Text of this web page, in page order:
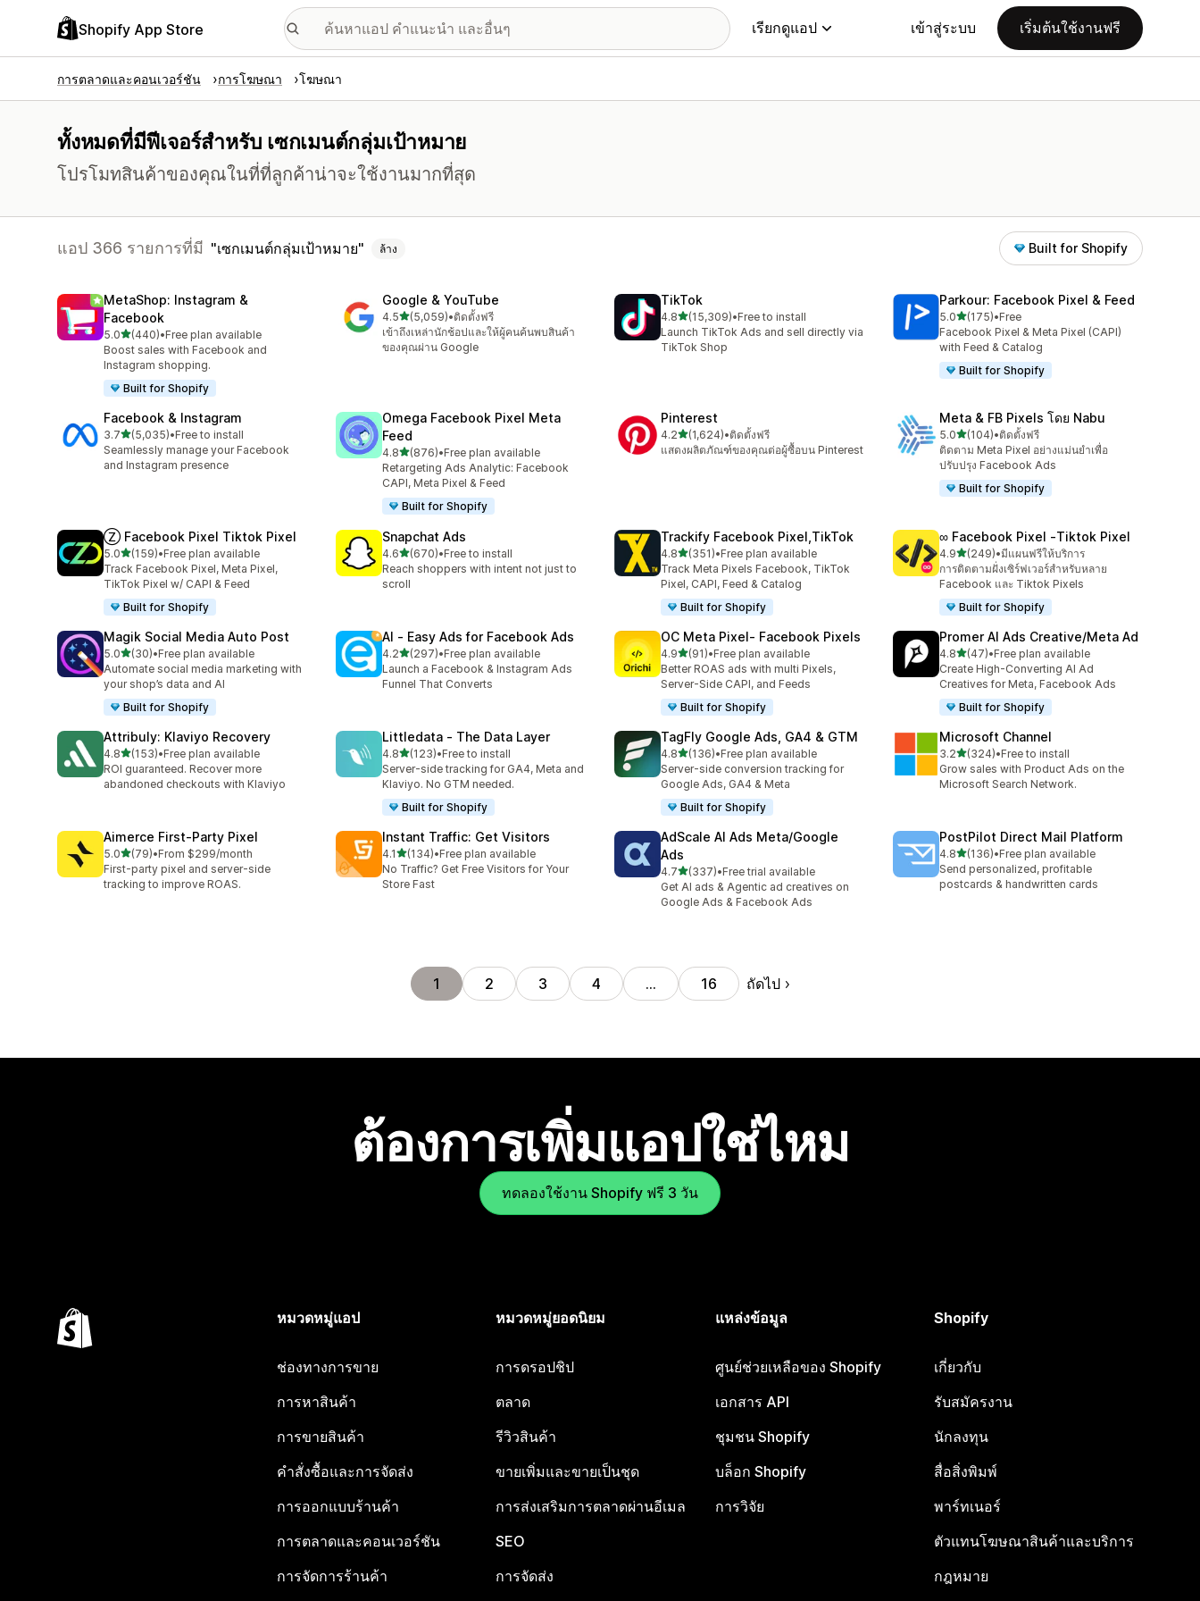
Shopify App Store เรียกดูแอป เข้าสู่ระบบ เริ่มต้นใช้งานฟรี
การตลาดและคอนเวอร์ชัน การโฆษณา โฆษณา
ทั้งหมดที่มีฟีเจอร์สำหรับ เซกเมนต์กลุ่มเป้าหมาย
โปรโมทสินค้าของคุณในที่ที่ลูกค้าน่าจะใช้งานมากที่สุด
แอป 366 รายการที่มี เซกเมนต์กลุ่มเป้าหมาย ล้าง Built for Shopify
MetaShop: Instagram &
Facebook
5.0เต็ม 5 ดาว
(440)
ทั้งหมด 440 รีวิว
•Free plan available
Boost sales with Facebook and
Instagram shopping.
Built for Shopify
Google & YouTube
4.5เต็ม 5 ดาว
(5,059)
ทั้งหมด 5059 รีวิว
•ติดตั้งฟรี
เข้าถึงเหล่านักช้อปและให้ผู้คนค้นพบสินค้า
ของคุณผ่าน Google
TikTok
4.8เต็ม 5 ดาว
(15,309)
ทั้งหมด 15309 รีวิว
•Free to install
Launch TikTok Ads and sell directly via
TikTok Shop
Parkour: Facebook Pixel & Feed
5.0เต็ม 5 ดาว
(175)
ทั้งหมด 175 รีวิว
•Free
Facebook Pixel & Meta Pixel (CAPI)
with Feed & Catalog
Built for Shopify
Facebook & Instagram
3.7เต็ม 5 ดาว
(5,035)
ทั้งหมด 5035 รีวิว
•Free to install
Seamlessly manage your Facebook
and Instagram presence
Omega Facebook Pixel Meta
Feed
4.8เต็ม 5 ดาว
(876)
ทั้งหมด 876 รีวิว
•Free plan available
Retargeting Ads Analytic: Facebook
CAPI, Meta Pixel & Feed
Built for Shopify
Pinterest
4.2เต็ม 5 ดาว
(1,624)
ทั้งหมด 1624 รีวิว
•ติดตั้งฟรี
แสดงผลิตภัณฑ์ของคุณต่อผู้ซื้อบน Pinterest
Meta & FB Pixels โดย Nabu
5.0เต็ม 5 ดาว
(104)
ทั้งหมด 104 รีวิว
•ติดตั้งฟรี
ติดตาม Meta Pixel อย่างแม่นยำเพื่อ
ปรับปรุง Facebook Ads
Built for Shopify
Ⓩ Facebook Pixel Tiktok Pixel
5.0เต็ม 5 ดาว
(159)
ทั้งหมด 159 รีวิว
•Free plan available
Track Facebook Pixel, Meta Pixel,
TikTok Pixel w/ CAPI & Feed
Built for Shopify
Snapchat Ads
4.6เต็ม 5 ดาว
(670)
ทั้งหมด 670 รีวิว
•Free to install
Reach shoppers with intent not just to
scroll
Trackify Facebook Pixel,TikTok
4.8เต็ม 5 ดาว
(351)
ทั้งหมด 351 รีวิว
•Free plan available
Track Meta Pixels Facebook, TikTok
Pixel, CAPI, Feed & Catalog
Built for Shopify
∞ Facebook Pixel ‑Tiktok Pixel
4.9เต็ม 5 ดาว
(249)
ทั้งหมด 249 รีวิว
•มีแผนฟรีให้บริการ
การติดตามฝั่งเซิร์ฟเวอร์สำหรับหลาย
Facebook และ Tiktok Pixels
Built for Shopify
Magik Social Media Auto Post
5.0เต็ม 5 ดาว
(30)
ทั้งหมด 30 รีวิว
•Free plan available
Automate social media marketing with
your shop’s data and AI
Built for Shopify
AI ‑ Easy Ads for Facebook Ads
4.2เต็ม 5 ดาว
(297)
ทั้งหมด 297 รีวิว
•Free plan available
Launch a Facebook & Instagram Ads
Funnel That Converts
OC Meta Pixel‑ Facebook Pixels
4.9เต็ม 5 ดาว
(91)
ทั้งหมด 91 รีวิว
•Free plan available
Better ROAS ads with multi Pixels,
Server-Side CAPI, and Feeds
Built for Shopify
Promer AI Ads Creative/Meta Ad
4.8เต็ม 5 ดาว
(47)
ทั้งหมด 47 รีวิว
•Free plan available
Create High-Converting AI Ad
Creatives for Meta, Facebook Ads
Built for Shopify
Attribuly: Klaviyo Recovery
4.8เต็ม 5 ดาว
(153)
ทั้งหมด 153 รีวิว
•Free plan available
ROI guaranteed. Recover more
abandoned checkouts with Klaviyo
Littledata ‑ The Data Layer
4.8เต็ม 5 ดาว
(123)
ทั้งหมด 123 รีวิว
•Free to install
Server-side tracking for GA4, Meta and
Klaviyo. No GTM needed.
Built for Shopify
TagFly Google Ads, GA4 & GTM
4.8เต็ม 5 ดาว
(136)
ทั้งหมด 136 รีวิว
•Free plan available
Server-side conversion tracking for
Google Ads, GA4 & Meta
Built for Shopify
Microsoft Channel
3.2เต็ม 5 ดาว
(324)
ทั้งหมด 324 รีวิว
•Free to install
Grow sales with Product Ads on the
Microsoft Search Network.
Aimerce First‑Party Pixel
5.0เต็ม 5 ดาว
(79)
ทั้งหมด 79 รีวิว
•From $299/month
First-party pixel and server-side
tracking to improve ROAS.
Instant Traffic: Get Visitors
4.1เต็ม 5 ดาว
(134)
ทั้งหมด 134 รีวิว
•Free plan available
No Traffic? Get Free Visitors for Your
Store Fast
AdScale AI Ads Meta/Google
Ads
4.7เต็ม 5 ดาว
(337)
ทั้งหมด 337 รีวิว
•Free trial available
Get AI ads & Agentic ad creatives on
Google Ads & Facebook Ads
PostPilot Direct Mail Platform
4.8เต็ม 5 ดาว
(136)
ทั้งหมด 136 รีวิว
•Free plan available
Send personalized, profitable
postcards & handwritten cards
1 2 3 4 … 16 ถัดไป
ต้องการเพิ่มแอปใช่ไหม
ทดลองใช้งาน Shopify ฟรี 3 วัน
หมวดหมู่แอป
ช่องทางการขาย
การหาสินค้า
การขายสินค้า
คำสั่งซื้อและการจัดส่ง
การออกแบบร้านค้า
การตลาดและคอนเวอร์ชัน
การจัดการร้านค้า
หมวดหมู่ยอดนิยม
การดรอปชิป
ตลาด
รีวิวสินค้า
ขายเพิ่มและขายเป็นชุด
การส่งเสริมการตลาดผ่านอีเมล
SEO
การจัดส่ง
แหล่งข้อมูล
ศูนย์ช่วยเหลือของ Shopify
เอกสาร API
ชุมชน Shopify
บล็อก Shopify
การวิจัย
Shopify
เกี่ยวกับ
รับสมัครงาน
นักลงทุน
สื่อสิ่งพิมพ์
พาร์ทเนอร์
ตัวแทนโฆษณาสินค้าและบริการ
กฎหมาย